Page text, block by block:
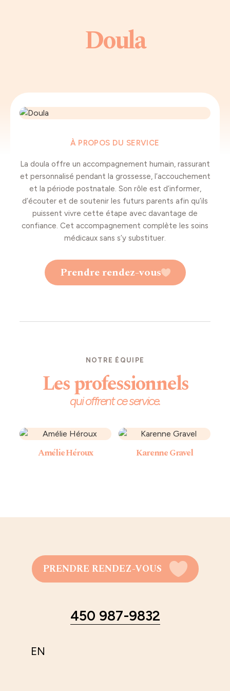
Doula
À PROPOS DU SERVICE
La doula offre un accompagnement humain, rassurant
et personnalisé pendant la grossesse, l’accouchement
et la période postnatale. Son rôle est d’informer,
d’écouter et de soutenir les futurs parents afin qu’ils
puissent vivre cette étape avec davantage de
confiance. Cet accompagnement complète les soins
médicaux sans s’y substituer.
Prendre rendez-vous
NOTRE ÉQUIPE
Les professionnels
qui offrent ce service.
Amélie Héroux Karenne Gravel
PRENDRE RENDEZ-VOUS
450 987-9832
EN